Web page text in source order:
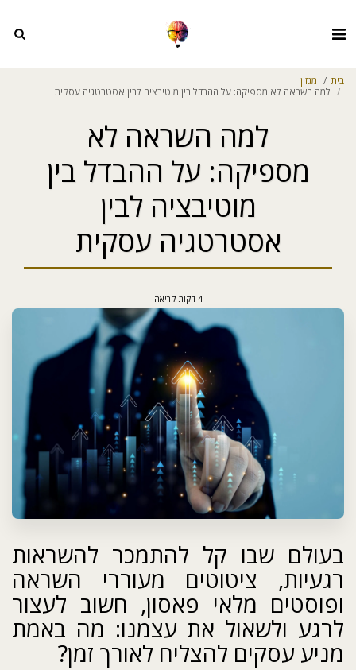
בית
מגזין
למה השראה לא מספיקה: על ההבדל בין מוטיבציה לבין אסטרטגיה עסקית
למה השראה לא
מספיקה: על ההבדל בין
מוטיבציה לבין
אסטרטגיה עסקית
4 דקות קריאה
בעולם שבו קל להתמכר להשראות
רגעיות, ציטוטים מעוררי השראה
ופוסטים מלאי פאסון, חשוב לעצור
לרגע ולשאול את עצמנו: מה באמת
מניע עסקים להצליח לאורך זמן?